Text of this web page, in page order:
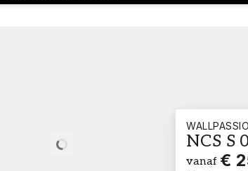
Loading… NCS S
vanaf €